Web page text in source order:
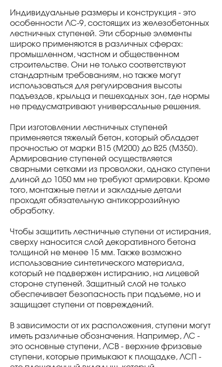
Индивидуальные размеры и конструкция - это
особенности ЛС-9, состоящих из железобетонных
лестничных ступеней. Эти сборные элементы
широко применяются в различных сферах:
промышленном, частном и общественном
строительстве. Они не только соответствуют
стандартным требованиям, но также могут
использоваться для регулирования высоты
подъездов, крыльца и пешеходных зон, где нормы
не предусматривают универсальные решения.
При изготовлении лестничных ступеней
применяется тяжелый бетон, который обладает
прочностью от марки В15 (М200) до В25 (М350).
Армирование ступеней осуществляется
сварными сетками из проволоки, однако ступени
длиной до 1050 мм не требуют армировки. Кроме
того, монтажные петли и закладные детали
проходят обязательную антикоррозийную
обработку.
Чтобы защитить лестничные ступени от истирания,
сверху наносится слой декоративного бетона
толщиной не менее 15 мм. Также возможно
использование синтетического материала,
который не подвержен истиранию, на лицевой
стороне ступеней. Защитный слой не только
обеспечивает безопасность при подъеме, но и
защищает ступени от повреждений.
В зависимости от их расположения, ступени могут
иметь различные обозначения. Например, ЛС -
это основные ступени, ЛСВ - верхние фризовые
ступени, которые примыкают к площадке, ЛСП -